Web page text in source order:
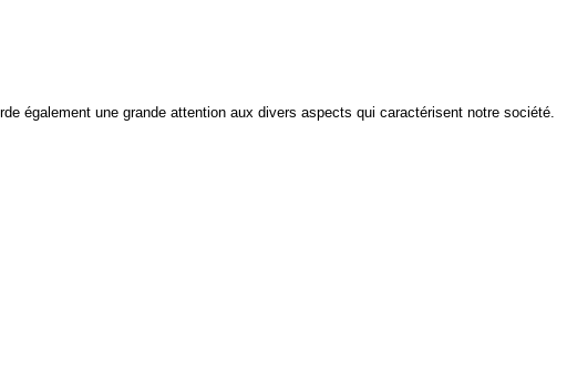
également une grande attention aux divers aspects qui caractérisent notre société.